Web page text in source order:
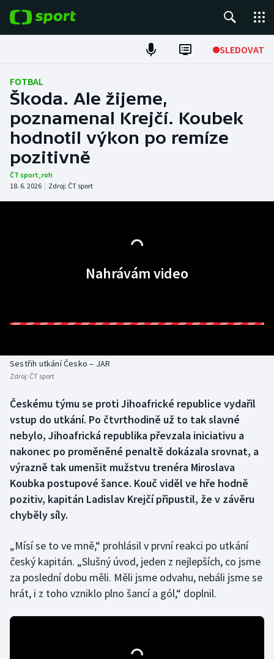
SLEDOVAT
Fotbal
Hokej
Tenis
Atletika
Boby a skeleton
Box
Curling
Dostihy
Florbal
Futsal
Golf
Gymnastika
AZ kvíz
FOTBAL
Škoda. Ale žijeme,
poznamenal Krejčí. Koubek
hodnotil výkon po remíze
pozitivně
ČT sport,roh
18. 6. 2026 | Zdroj: ČT sport
Nahrávám video
Sestřih utkání Česko – JAR
Zdroj: ČT sport
Českému týmu se proti Jihoafrické republice vydařil
vstup do utkání. Po čtvrthodině už to tak slavné
nebylo, Jihoafrická republika převzala iniciativu a
nakonec po proměněné penaltě dokázala srovnat, a
výrazně tak umenšit mužstvu trenéra Miroslava
Koubka postupové šance. Kouč viděl ve hře hodně
pozitiv, kapitán Ladislav Krejčí připustil, že v závěru
chyběly síly.
„Mísí se to ve mně,“ prohlásil v první reakci po utkání
český kapitán. „Slušný úvod, jeden z nejlepších, co jsme
za poslední dobu měli. Měli jsme odvahu, nebáli jsme se
hrát, i z toho vzniklo plno šancí a gól,“ doplnil.